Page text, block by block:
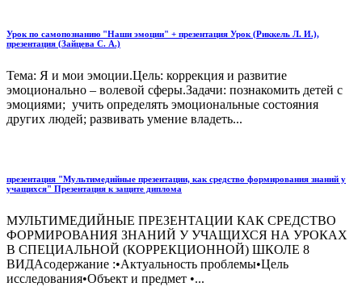
Урок по самопознанию "Наши эмоции" + презентация Урок (Риккель Л. И.),
презентация (Зайцева С. А.)
Тема: Я и мои эмоции.Цель: коррекция и развитие
эмоционально – волевой сферы.Задачи: познакомить детей с
эмоциями; учить определять эмоциональные состояния
других людей; развивать умение владеть...
презентация "Мультимедийные презентации, как средство формирования знаний у
учащихся" Презентация к защите диплома
МУЛЬТИМЕДИЙНЫЕ ПРЕЗЕНТАЦИИ КАК СРЕДСТВО
ФОРМИРОВАНИЯ ЗНАНИЙ У УЧАЩИХСЯ НА УРОКАХ
В СПЕЦИАЛЬНОЙ (КОРРЕКЦИОННОЙ) ШКОЛЕ 8
ВИДАсодержание :•Актуальность проблемы•Цель
исследования•Объект и предмет •...